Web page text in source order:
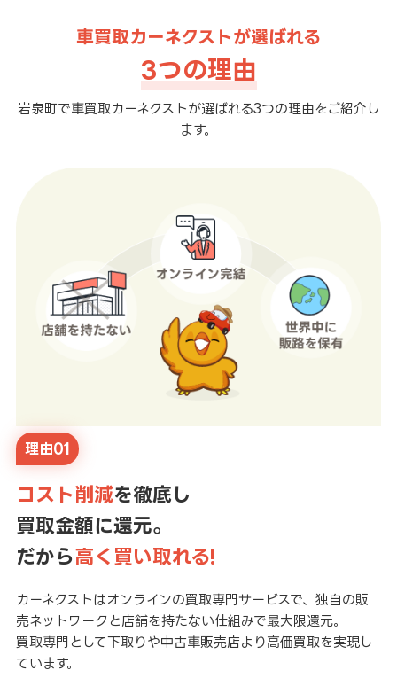
車買取カーネクストが選ばれる
3つの理由
岩泉町で車買取カーネクストが選ばれる3つの理由をご紹介し
ます。
理由01
コスト削減を徹底し
買取金額に還元。
だから高く買い取れる!
カーネクストはオンラインの買取専門サービスで、独自の販
売ネットワークと店舗を持たない仕組みで最大限還元。
買取専門として下取りや中古車販売店より高価買取を実現し
ています。